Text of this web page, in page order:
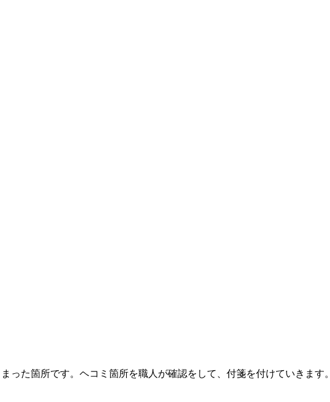
た箇所です。ヘコミ箇所を職人が確認をして、付箋を付けていきます。